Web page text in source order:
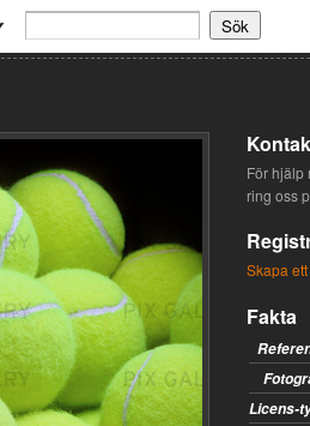
För hjälp
ring oss
Skapa
Fakta
Licens-